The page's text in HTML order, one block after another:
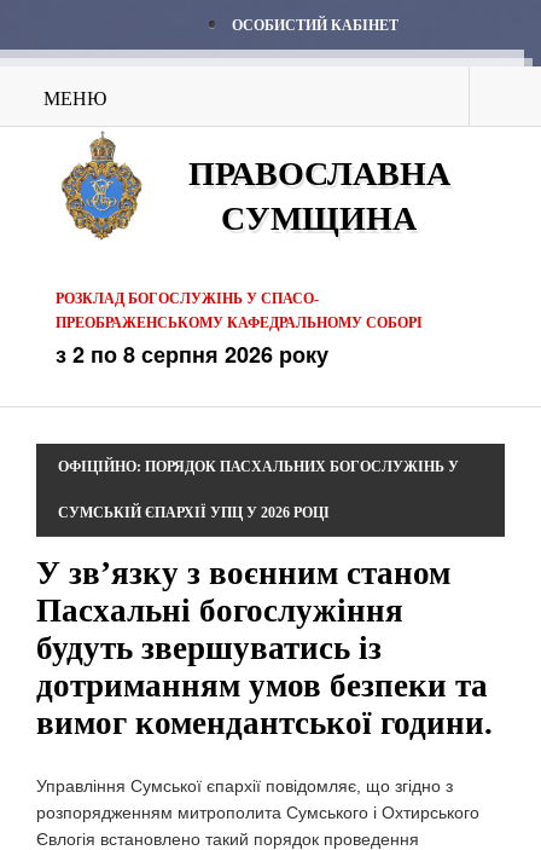
ОСОБИСТИЙ КАБІНЕТ
МЕНЮ
ПРАВОСЛАВНА
СУМЩИНА
РОЗКЛАД БОГОСЛУЖІНЬ У СПАСО-
ПРЕОБРАЖЕНСЬКОМУ КАФЕДРАЛЬНОМУ СОБОРІ
з 2 по 8 серпня 2026 року
ОФІЦІЙНО: ПОРЯДОК ПАСХАЛЬНИХ БОГОСЛУЖІНЬ У
СУМСЬКІЙ ЄПАРХІЇ УПЦ У 2026 РОЦІ
У зв’язку з воєнним станом
Пасхальні богослужіння
будуть звершуватись із
дотриманням умов безпеки та
вимог комендантської години.
Управління Сумської єпархії повідомляє, що згідно з
розпорядженням митрополита Сумського і Охтирського
Євлогія встановлено такий порядок проведення